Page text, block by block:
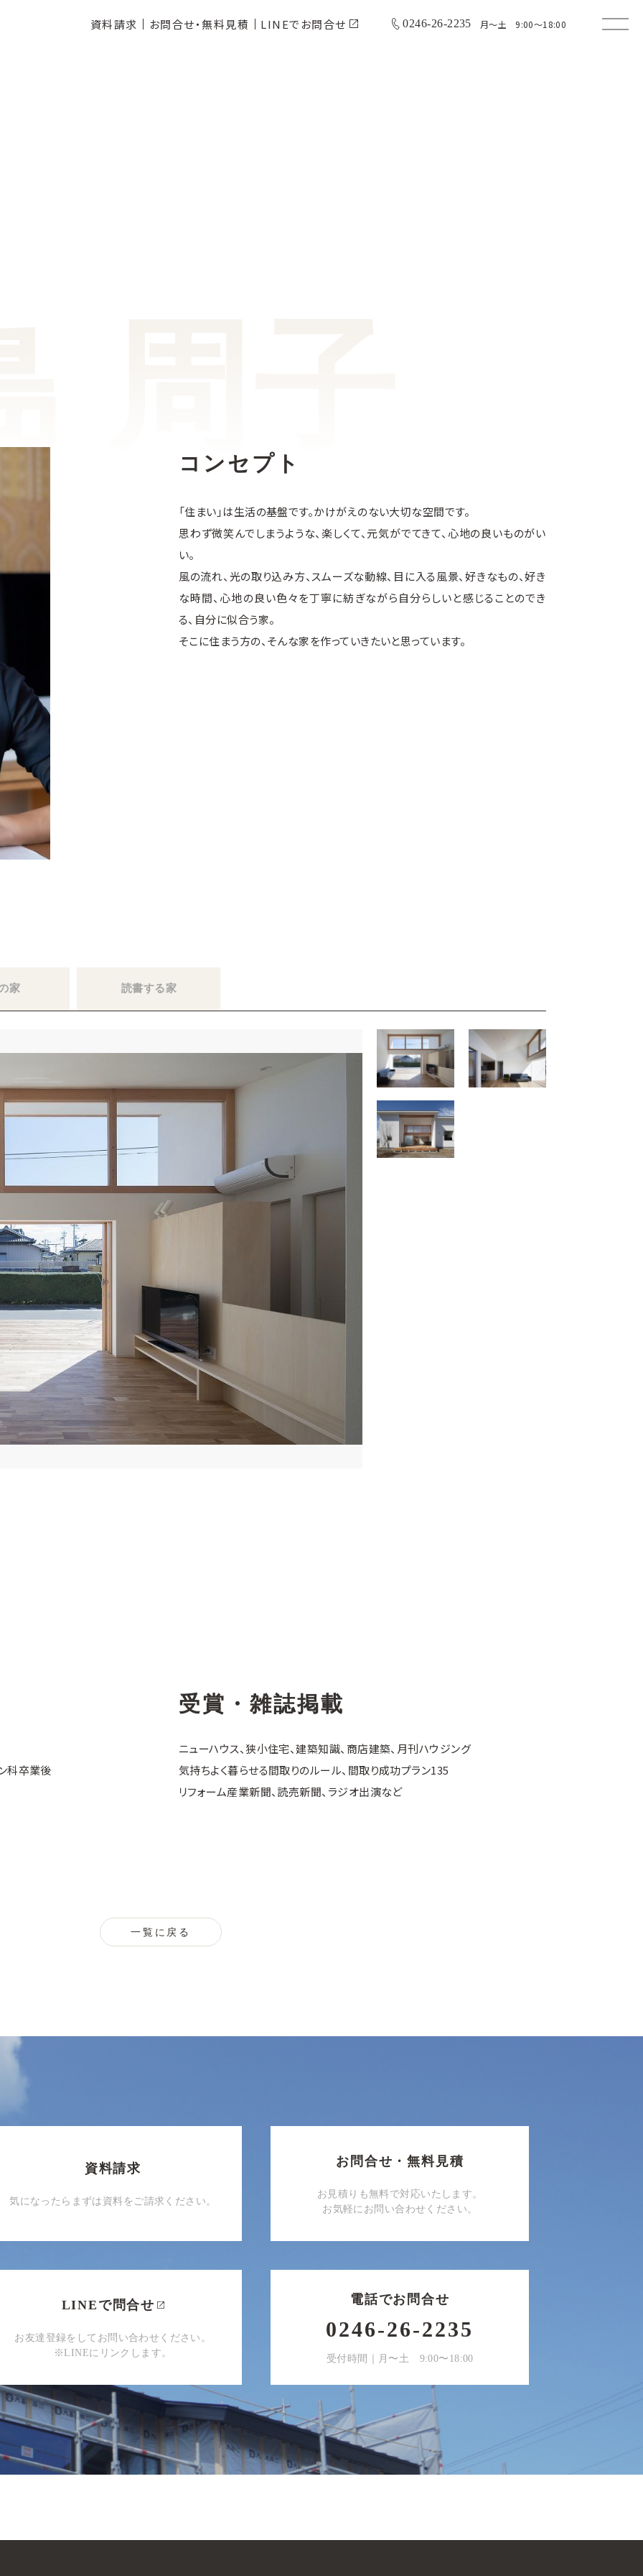
資料請求 お問合せ・無料見積 LINEでお問合せ 0246-26-2235 月〜土 9:00〜18:00
コンセプト
「住まい」は生活の基盤です。かけがえのない大切な空間です。
思わず微笑んでしまうような、楽しくて、元気がでてきて、心地の良いものがい
い。
風の流れ、光の取り込み方、スムーズな動線、目に入る風景、好きなもの、好き
な時間、心地の良い色々を丁寧に紡ぎながら自分らしいと感じることのでき
る、自分に似合う家。
そこに住まう方の、そんな家を作っていきたいと思っています。
家 読書する家
科卒業後
受賞・雑誌掲載
ニューハウス、狭小住宅、建築知識、商店建築、月刊ハウジング
気持ちよく暮らせる間取りのルール、間取り成功プラン135
リフォーム産業新聞、読売新聞、ラジオ出演など
一覧に戻る
資料請求
気になったらまずは資料をご請求ください。
お問合せ・無料見積
お見積りも無料で対応いたします。
お気軽にお問い合わせください。
LINEで問合せ
お友達登録をしてお問い合わせください。
※LINEにリンクします。
電話でお問合せ
0246-26-2235
受付時間｜月〜土 9:00〜18:00